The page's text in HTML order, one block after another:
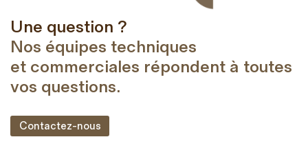
Une question ?
Nos équipes techniques
et commerciales répondent à toutes
vos questions.
Contactez-nous